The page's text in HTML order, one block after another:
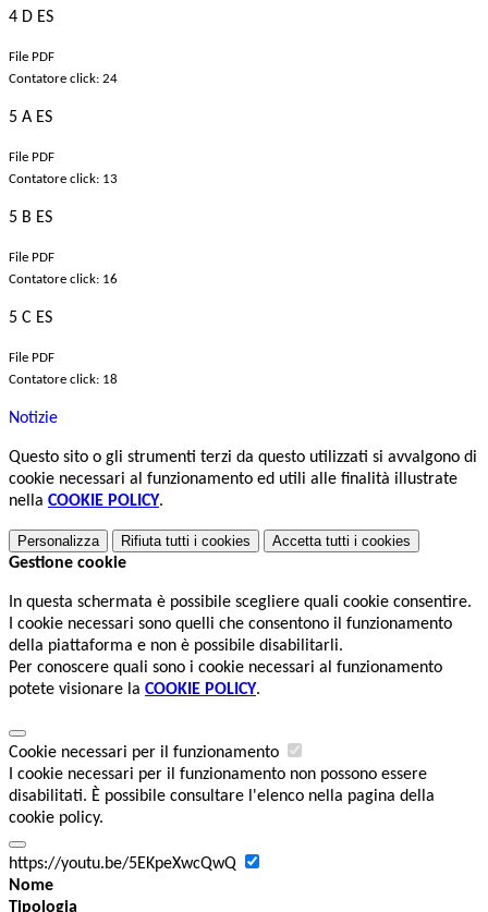
4 D ES
File PDF
Contatore click: 24
5 A ES
File PDF
Contatore click: 13
5 B ES
File PDF
Contatore click: 16
5 C ES
File PDF
Contatore click: 18
Notizie
Questo sito o gli strumenti terzi da questo utilizzati si avvalgono di
cookie necessari al funzionamento ed utili alle finalità illustrate
nella COOKIE POLICY.
Personalizza Rifiuta tutti i cookies Accetta tutti i cookies
Gestione cookie
In questa schermata è possibile scegliere quali cookie consentire.
I cookie necessari sono quelli che consentono il funzionamento
della piattaforma e non è possibile disabilitarli.
Per conoscere quali sono i cookie necessari al funzionamento
potete visionare la COOKIE POLICY.
Cookie necessari per il funzionamento
I cookie necessari per il funzionamento non possono essere
disabilitati. È possibile consultare l'elenco nella pagina della
cookie policy.
https://youtu.be/5EKpeXwcQwQ
Nome
Tipologia